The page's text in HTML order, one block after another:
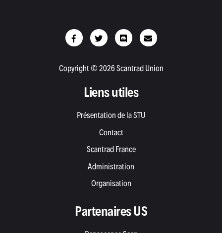
Copyright © 2026 Scantrad Union
Liens utiles
Présentation de la STU
Contact
Scantrad France
Administration
Organisation
Partenaires US